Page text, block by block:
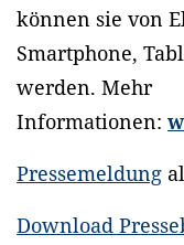
können sie von
Smartphone,
werden. Mehr
Informationen:
Pressemeldung
Download